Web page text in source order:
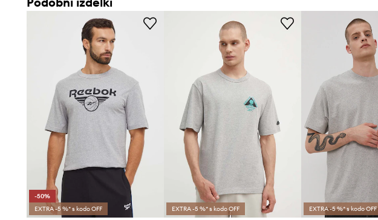
-50%
EXTRA -5 %* s kodo OFF
EXTRA -5 %* s kodo OFF EXTRA -5 %* s kodo OFF